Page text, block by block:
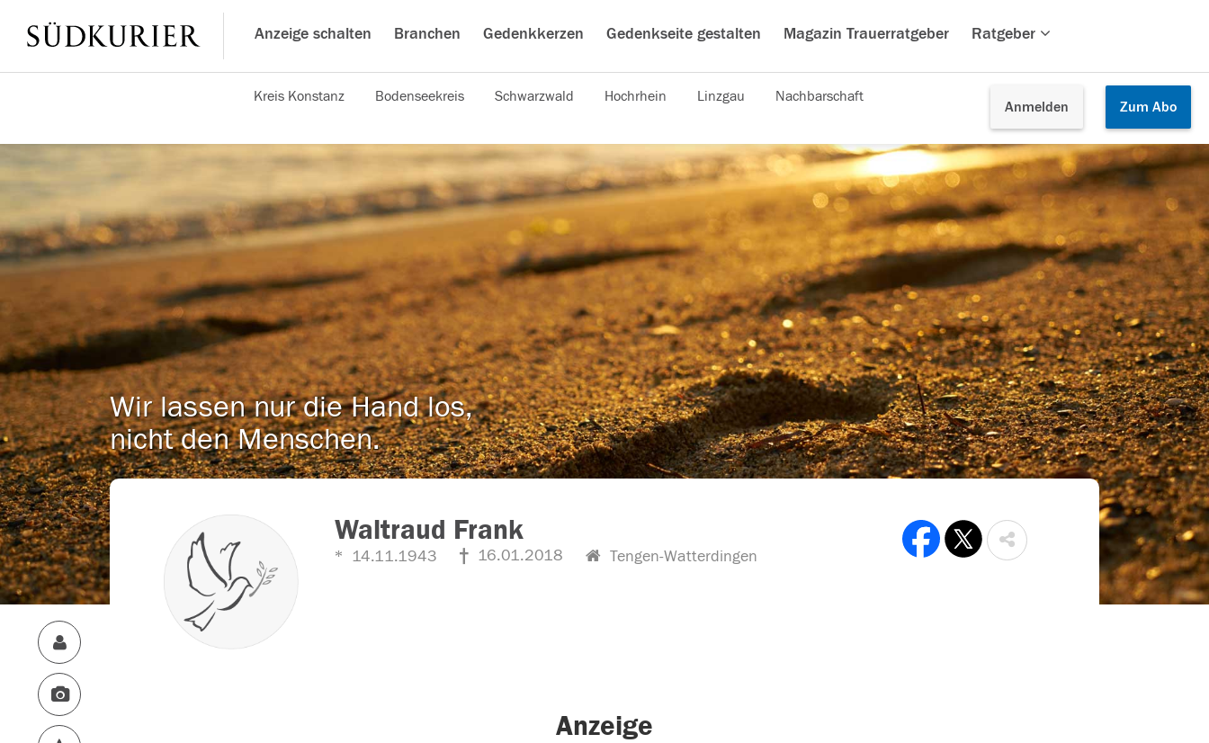
Anzeige schalten Branchen Gedenkkerzen Gedenkseite gestalten Magazin Trauerratgeber Ratgeber
Anmelden Zum Abo
Kreis Konstanz Bodenseekreis Schwarzwald Hochrhein Linzgau Nachbarschaft
Wir lassen nur die Hand los,
nicht den Menschen.
Waltraud Frank
14.11.1943 16.01.2018 Tengen-Watterdingen
Anzeige